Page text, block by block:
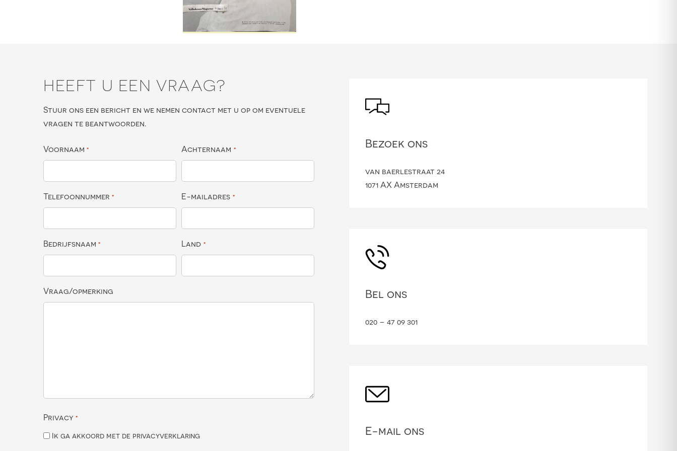
HEEFT U EEN VRAAG?
Stuur ons een bericht en we nemen contact met u op om eventuele
vragen te beantwoorden.
Voornaam * Achternaam *
Telefoonnummer * E-mailadres *
Bedrijfsnaam * Land *
Vraag/opmerking
Privacy *
Ik ga akkoord met de privacyverklaring
Bezoek ons
van baerlestraat 24
1071 AX Amsterdam
Bel ons
020 – 47 09 301
E-mail ons